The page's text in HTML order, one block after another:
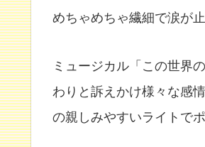
めちゃめちゃ繊細で涙が
ミュージカル「この世界
わりと訴えかけ様々な感
の親しみやすいライトで